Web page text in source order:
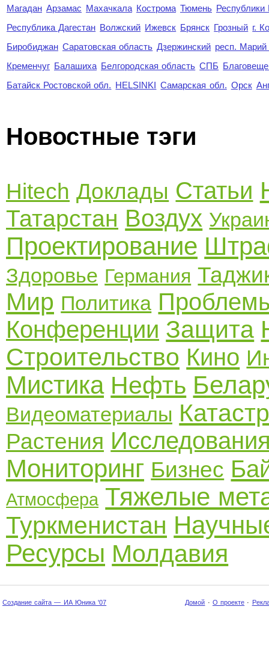
Магадан Арзамас Махачкала Кострома Тюмень Республики
Республика Дагестан Волжский Ижевск Брянск Грозный г.
Биробиджан Саратовская область Дзержинский респ.
Кременчуг Балашиха Белгородская область СПБ
Батайск Ростовской обл. HELSINKI Самарская обл. Орск
Новостные тэги
Hitech Доклады Статьи
Татарстан Воздух
Проектирование
Здоровье Германия
Мир Политика
Конференции Защита
Строительство Кино
Мистика Нефть
Видеоматериалы
Растения
Мониторинг Бизнес
Атмосфера Тяжелые
Туркменистан
Ресурсы Молдавия
Создание сайта — ИА Юника '07 Домой · О проекте ·